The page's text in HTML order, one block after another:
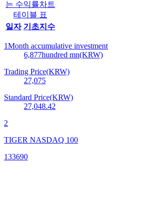
는 수익률차트
테이블 표
일자 기초지수
1Month accumulative investment
6,877hundred mn(KRW)
Trading Price(KRW)
27,075
Standard Price(KRW)
27,048.42
2
TIGER NASDAQ 100
133690